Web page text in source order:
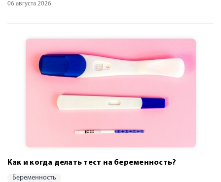
06 августа 2026
Как и когда делать тест на беременность?
беременность